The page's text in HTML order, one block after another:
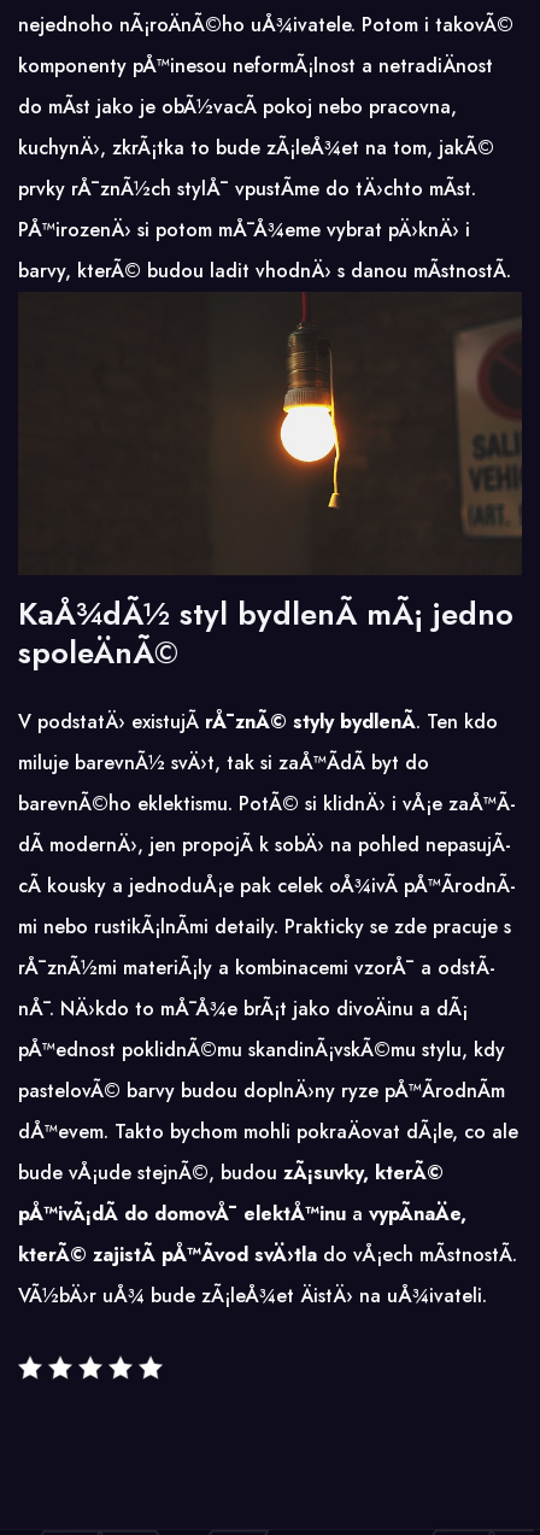
nejednoho nÃ¡roÄnÃ©ho uÅ¾ivatele. Potom i takovÃ©
komponenty pÅ™inesou neformÃ¡lnost a netradiÄnost
do mÃ­st jako je obÃ½vacÃ­ pokoj nebo pracovna,
kuchynÄ›, zkrÃ¡tka to bude zÃ¡leÅ¾et na tom, jakÃ©
prvky rÅ¯znÃ½ch stylÅ¯ vpustÃ­me do tÄ›chto mÃ­st.
PÅ™irozenÄ› si potom mÅ¯Å¾eme vybrat pÄ›knÄ› i
barvy, kterÃ© budou ladit vhodnÄ› s danou mÃ­stnostÃ­.
KaÅ¾dÃ½ styl bydlenÃ­ mÃ¡ jedno
spoleÄnÃ©
V podstatÄ› existujÃ­ rÅ¯znÃ© styly bydlenÃ­. Ten kdo
miluje barevnÃ½ svÄ›t, tak si zaÅ™Ã­dÃ­ byt do
barevnÃ©ho eklektismu. PotÃ© si klidnÄ› i vÅ¡e zaÅ™Ã­
dÃ­ modernÄ›, jen propojÃ­ k sobÄ› na pohled nepasujÃ­
cÃ­ kousky a jednoduÅ¡e pak celek oÅ¾ivÃ­ pÅ™Ã­rodnÃ­
mi nebo rustikÃ¡lnÃ­mi detaily. Prakticky se zde pracuje s
rÅ¯znÃ½mi materiÃ¡ly a kombinacemi vzorÅ¯ a odstÃ­
nÅ¯. NÄ›kdo to mÅ¯Å¾e brÃ¡t jako divoÄinu a dÃ¡
pÅ™ednost poklidnÃ©mu skandinÃ¡vskÃ©mu stylu, kdy
pastelovÃ© barvy budou doplnÄ›ny ryze pÅ™Ã­rodnÃ­m
dÅ™evem. Takto bychom mohli pokraÄovat dÃ¡le, co ale
bude vÅ¡ude stejnÃ©, budou zÃ¡suvky, kterÃ©
pÅ™ivÃ¡dÃ­ do domovÅ¯ elektÅ™inu a vypÃ­naÄe,
kterÃ© zajistÃ­ pÅ™Ã­vod svÄ›tla do vÅ¡ech mÃ­stnostÃ­.
VÃ½bÄ›r uÅ¾ bude zÃ¡leÅ¾et ÄistÄ› na uÅ¾ivateli.